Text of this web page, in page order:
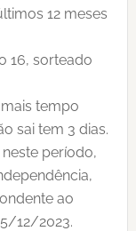
12 meses
16, sorteado
tempo
sai tem 3 dias.
período,
ao
12/2023.